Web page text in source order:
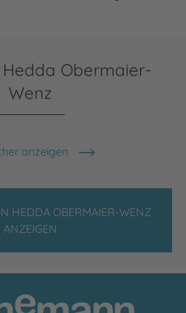
Obermaier-
Wenz
anzeigen
HEDDA OBERMAIER-WENZ
ANZEIGEN